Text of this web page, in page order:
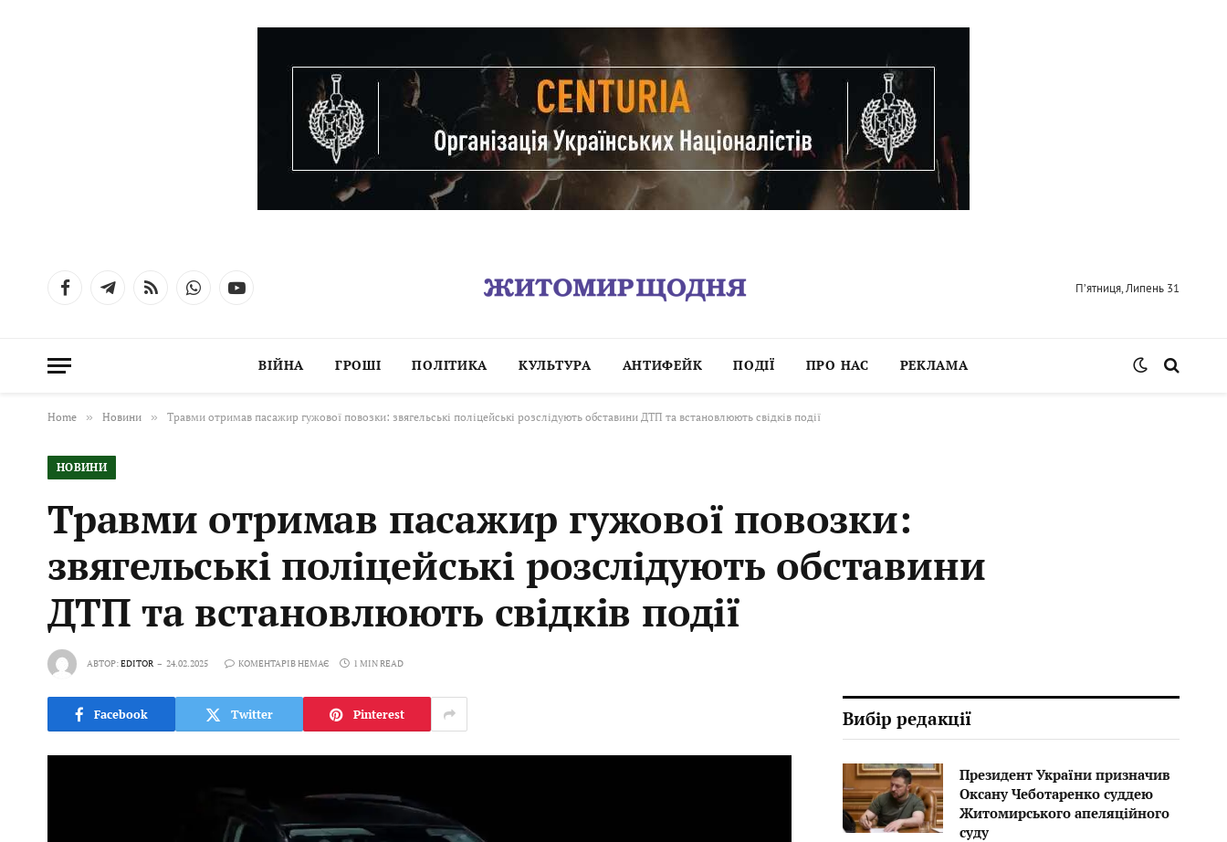
FacebookTelegramRSS WhatsAppYouTube П’ятниця, Липень 31
ВІЙНА ГРОШІ ПОЛІТИКА КУЛЬТУРА АНТИФЕЙК ПОДІЇ ПРО НАС РЕКЛАМА
Home » Новини » Травми отримав пасажир гужової повозки: звягельські поліцейські розслідують обставини ДТП та встановлюють свідків події
НОВИНИ
Травми отримав пасажир гужової повозки:
звягельські поліцейські розслідують обставини
ДТП та встановлюють свідків події
АВТОР:EDITOR 24.02.2025 КОМЕНТАРІВ НЕМАЄ 1 MIN READ
Facebook Twitter Pinterest Вибір редакції
Президент України призначив
Оксану Чеботаренко суддею
Житомирського апеляційного
суду